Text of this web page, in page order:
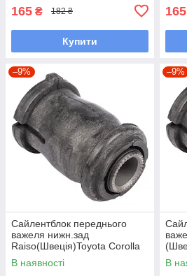
165 ₴ 182 ₴
Купити
165
–9%
Сайлентблок переднього
важеля нижн.зад
Raiso(Швеція)Toyota Corolla
Station Wagon, Королла#RL-
486120H UAEVDFF7
В наявності
–9%
В